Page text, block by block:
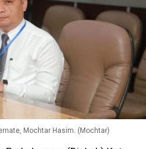
Mochtar Hasim. (Mochtar)